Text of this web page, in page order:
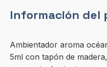
Información del
Ambientador aroma
5ml con tapón de